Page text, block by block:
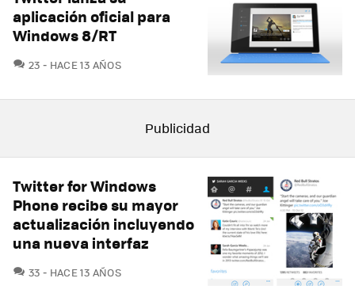
aplicación oficial para
Windows 8/RT
23 COMENTARIOS
HACE 13 AÑOS
Twitter for Windows
Phone recibe su mayor
actualización incluyendo
una nueva interfaz
33 COMENTARIOS
HACE 13 AÑOS